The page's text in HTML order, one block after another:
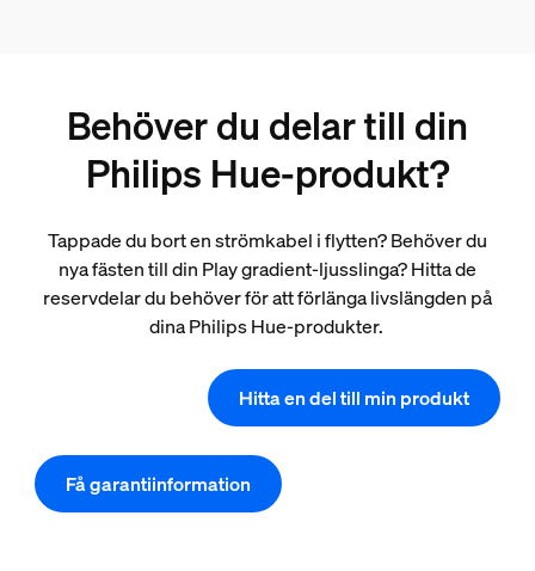
Behöver du delar till din
Philips Hue-produkt?
Tappade du bort en strömkabel i flytten? Behöver du
nya fästen till din Play gradient-ljusslinga? Hitta de
reservdelar du behöver för att förlänga livslängden på
dina Philips Hue-produkter.
Hitta en del till min produkt
Få garantiinformation